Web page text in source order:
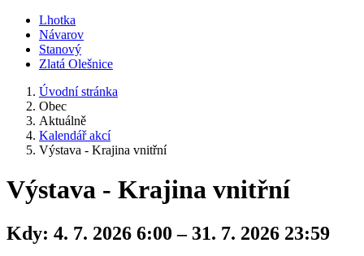
Lhotka
Návarov
Stanový
Zlatá Olešnice
Úvodní stránka
Obec
Aktuálně
Kalendář akcí
Výstava - Krajina vnitřní
Výstava - Krajina vnitřní
Kdy: 4. 7. 2026 6:00 – 31. 7. 2026 23:59